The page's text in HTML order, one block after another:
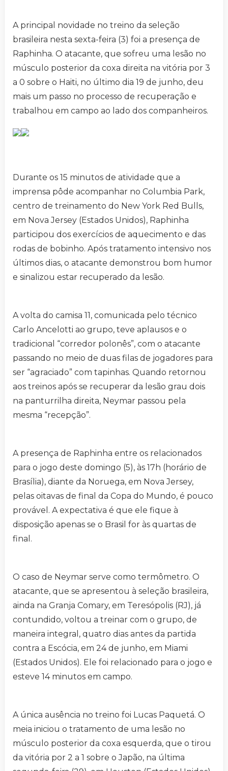
A principal novidade no treino da seleção
brasileira nesta sexta-feira (3) foi a presença de
Raphinha. O atacante, que sofreu uma lesão no
músculo posterior da coxa direita na vitória por 3
a 0 sobre o Haiti, no último dia 19 de junho, deu
mais um passo no processo de recuperação e
trabalhou em campo ao lado dos companheiros.
Durante os 15 minutos de atividade que a
imprensa pôde acompanhar no Columbia Park,
centro de treinamento do New York Red Bulls,
em Nova Jersey (Estados Unidos), Raphinha
participou dos exercícios de aquecimento e das
rodas de bobinho. Após tratamento intensivo nos
últimos dias, o atacante demonstrou bom humor
e sinalizou estar recuperado da lesão.
A volta do camisa 11, comunicada pelo técnico
Carlo Ancelotti ao grupo, teve aplausos e o
tradicional “corredor polonês”, com o atacante
passando no meio de duas filas de jogadores para
ser “agraciado” com tapinhas. Quando retornou
aos treinos após se recuperar da lesão grau dois
na panturrilha direita, Neymar passou pela
mesma “recepção”.
A presença de Raphinha entre os relacionados
para o jogo deste domingo (5), às 17h (horário de
Brasília), diante da Noruega, em Nova Jersey,
pelas oitavas de final da Copa do Mundo, é pouco
provável. A expectativa é que ele fique à
disposição apenas se o Brasil for às quartas de
final.
O caso de Neymar serve como termômetro. O
atacante, que se apresentou à seleção brasileira,
ainda na Granja Comary, em Teresópolis (RJ), já
contundido, voltou a treinar com o grupo, de
maneira integral, quatro dias antes da partida
contra a Escócia, em 24 de junho, em Miami
(Estados Unidos). Ele foi relacionado para o jogo e
esteve 14 minutos em campo.
A única ausência no treino foi Lucas Paquetá. O
meia iniciou o tratamento de uma lesão no
músculo posterior da coxa esquerda, que o tirou
da vitória por 2 a 1 sobre o Japão, na última